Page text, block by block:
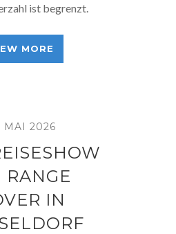
ist begrenzt.
MORE
MAI 2026
RANGE
IN